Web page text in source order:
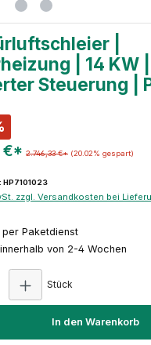
|
| 14 KW
Steuerung |
€* 2.746,33 €* (20.02% gespart)
HP7101023
zzgl. Versandkosten bei
per Paketdienst
von 2-4 Wochen
Stück
In den Warenkorb